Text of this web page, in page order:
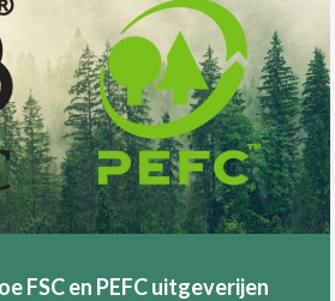
FSC en PEFC uitgeverijen